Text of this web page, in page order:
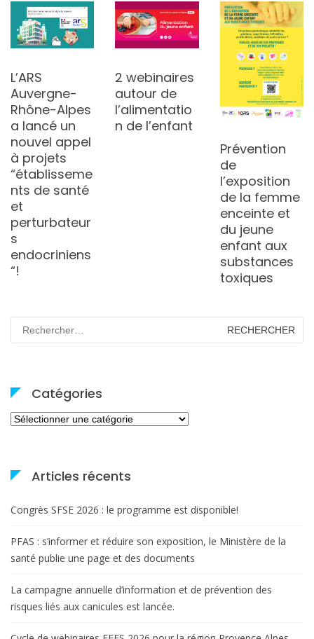
L’ARS
Auvergne-
Rhône-Alpes
a lancé un
nouvel appel
à projets
“établisseme
nts de santé
et
perturbateur
s
endocriniens
“!
2 webinaires
autour de
l’alimentatio
n de l’enfant
Prévention
de
l’exposition
de la femme
enceinte et
du jeune
enfant aux
substances
toxiques
Rechercher :
Catégories
Catégories
Articles récents
Congrès SFSE 2026 : le programme est disponible!
PFAS : s’informer et réduire son exposition, le Ministère de la
santé publie une page et des documents
La campagne annuelle d’information et de prévention des
risques liés aux canicules est lancée.